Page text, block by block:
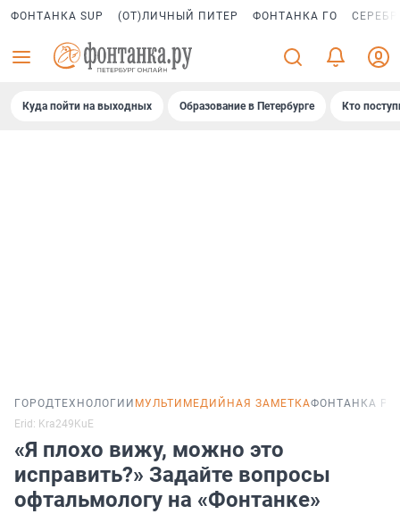
ФОНТАНКА SUP (ОТ)ЛИЧНЫЙ ПИТЕР ФОНТАНКА ГО
Куда пойти на выходных Образование в Петербурге Кто
ГОРОДТЕХНОЛОГИИ МУЛЬТИМЕДИЙНАЯ ЗАМЕТКАФОНТАНКА
Erid: Kra249KuE
«Я плохо вижу, можно это
исправить?» Задайте вопросы
офтальмологу на «Фонтанке»